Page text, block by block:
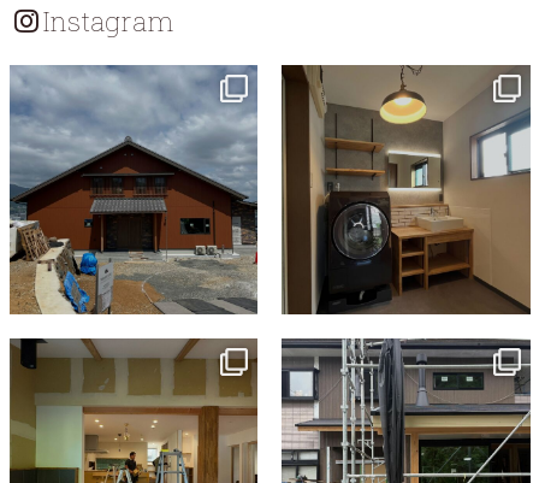
Instagram
tomohouseinc
tomohouseinc
7月 13
tomohouseinc
tomohouseinc
6月 3